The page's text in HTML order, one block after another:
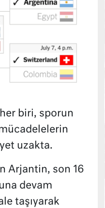
her biri, sporun
uzakta.
Arjantin, son 16
devam
taşıyarak